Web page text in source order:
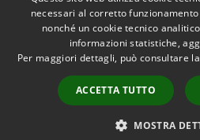
Accessibilità
necessari al corretto
nonché un cookie tecnico
informazioni statistiche,
Per maggiori dettagli, può consultare
ACCETTA TUTTO
MOSTRA